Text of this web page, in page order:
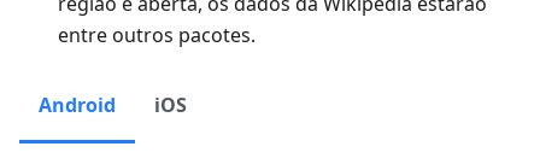
entre outros pacotes.
Android iOS